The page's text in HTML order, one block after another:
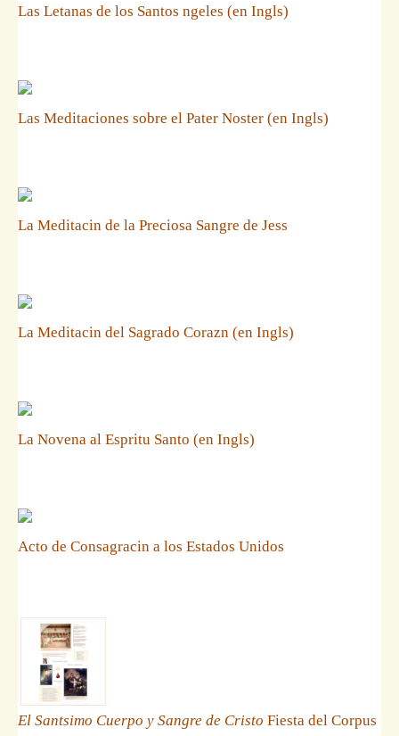
Las Letanas de los Santos ngeles (en Ingls)
Las Meditaciones sobre el Pater Noster (en Ingls)
La Meditacin de la Preciosa Sangre de Jess
La Meditacin del Sagrado Corazn (en Ingls)
La Novena al Espritu Santo (en Ingls)
Acto de Consagracin a los Estados Unidos
El Santsimo Cuerpo y Sangre de Cristo Fiesta del Corpus